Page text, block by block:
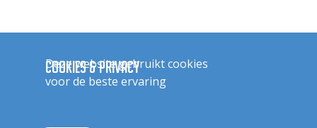
Het Haarens klokje wordt op woensdag
van elke oneven week bezorgd in een
Cookies & Privacy
Deze website gebruikt cookies
voor de beste ervaring